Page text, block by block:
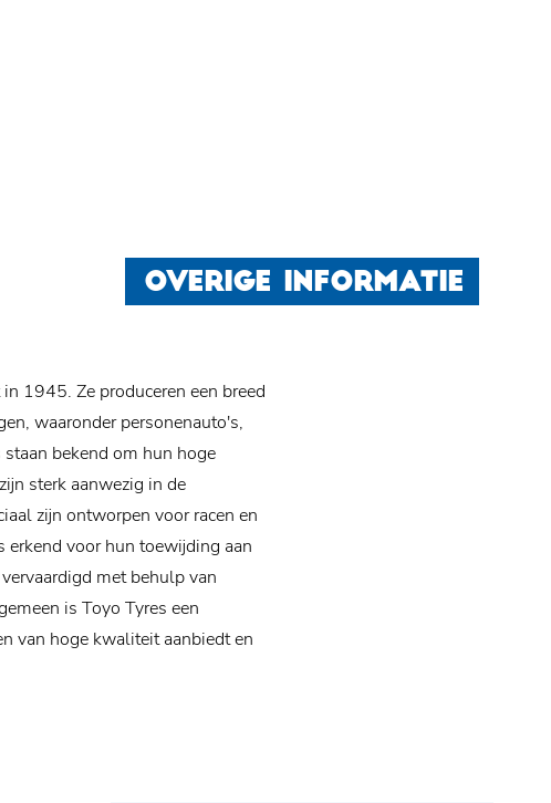
OVERIGE INFORMATIE
1945. Ze produceren een breed
waaronder personenauto's,
​​bekend om hun hoge
sterk aanwezig in de
zijn ontworpen voor racen en
erkend voor hun toewijding aan
met behulp van
is Toyo Tyres een
van hoge kwaliteit aanbiedt en